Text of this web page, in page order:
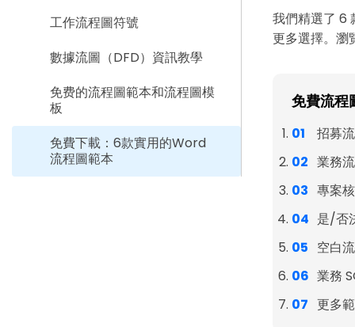
工作流程圖符號
數據流圖（DFD）資訊教學
免费的流程圖範本和流程圖模
板
免費下載：6款實用的Word
流程圖範本
我們精選了 6
更多選擇。瀏
免費流程
招募
業務
專案
是/否
空白
業務
更多